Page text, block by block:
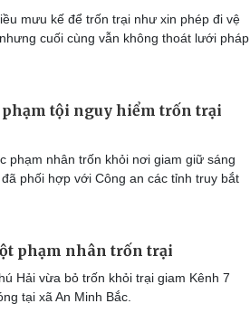
mưu kế để trốn trại như xin phép đi vệ
cuối cùng vẫn không thoát lưới pháp
tội nguy hiểm trốn trại
phạm nhân trốn khỏi nơi giam giữ sáng
phối hợp với Công an các tỉnh truy bắt
phạm nhân trốn trại
Hải vừa bỏ trốn khỏi trại giam Kênh 7
tại xã An Minh Bắc.